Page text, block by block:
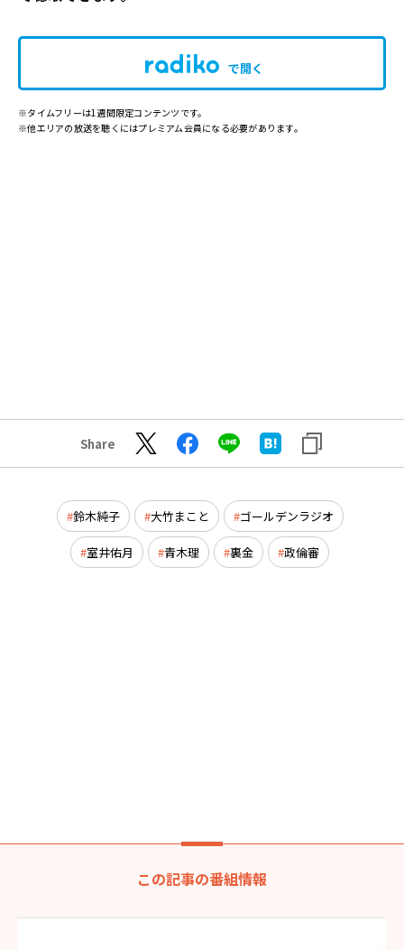
で開く
※タイムフリーは1週間限定コンテンツです。
※他エリアの放送を聴くにはプレミアム会員になる必要があります。
Share
鈴木純子 大竹まこと ゴールデンラジオ
室井佑月 青木理 裏金 政倫審
この記事の番組情報